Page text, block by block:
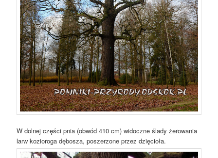
W dolnej części pnia (obwód 410 cm) widoczne ślady żerowania
larw kozioroga dębosza, poszerzone przez dzięcioła.